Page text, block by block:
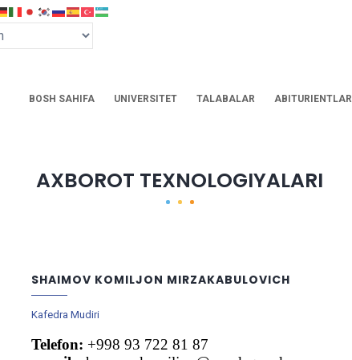
BOSH SAHIFA UNIVERSITET TALABALAR ABITURIENTLAR
AXBOROT TEXNOLOGIYALARI
SHAIMOV KOMILJON MIRZAKABULOVICH
Kafedra Mudiri
Telefon: +998 93 722 81 87